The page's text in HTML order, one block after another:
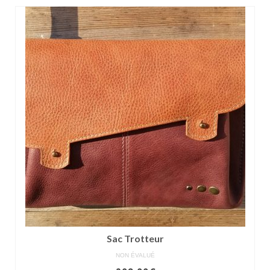
Pour acheter
Contact
Sac Trotteur
NON ÉVALUÉ